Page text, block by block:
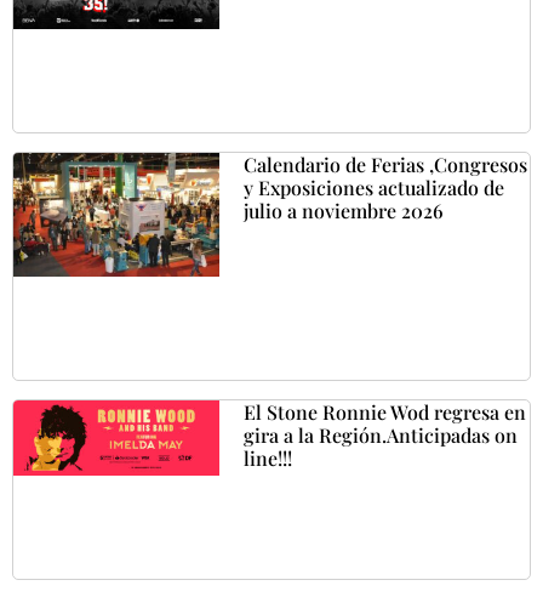
Calendario de Ferias ,Congresos
y Exposiciones actualizado de
julio a noviembre 2026
El Stone Ronnie Wod regresa en
gira a la Región.Anticipadas on
line!!!